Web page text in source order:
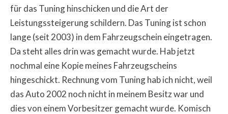
für das Tuning hinschicken und die Art der
Leistungssteigerung schildern. Das Tuning ist schon
lange (seit 2003) in dem Fahrzeugschein eingetragen.
Da steht alles drin was gemacht wurde. Hab jetzt
nochmal eine Kopie meines Fahrzeugscheins
hingeschickt. Rechnung vom Tuning hab ich nicht, weil
das Auto 2002 noch nicht in meinem Besitz war und
dies von einem Vorbesitzer gemacht wurde. Komisch